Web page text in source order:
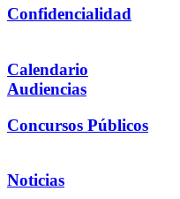
Confidencialidad
Calendario
Audiencias
Concursos Públicos
Noticias